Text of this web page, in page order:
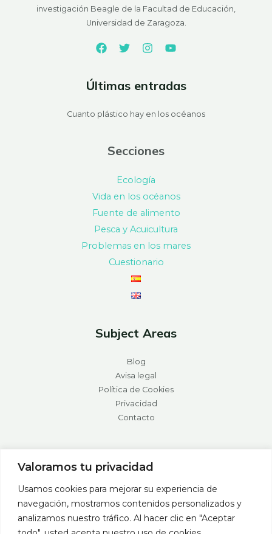
Valoramos tu privacidad
Usamos cookies para mejorar su experiencia de
navegación, mostramos contenidos personalizados y
analizamos nuestro tráfico. Al hacer clic en "Aceptar
investigación Beagle de la Facultad de Educación,
Universidad de Zaragoza.
Últimas entradas
Cuanto plástico hay en los océanos
Secciones
Ecología
Vida en los océanos
Fuente de alimento
Pesca y Acuicultura
Problemas en los mares
Cuestionario
Subject Areas
Blog
Avisa legal
Política de Cookies
Privacidad
Contacto